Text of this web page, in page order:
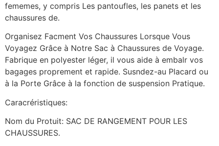
fememes, y compris Les pantoufles, les panets et les
chaussures de.
Organisez Facment Vos Chaussures Lorsque Vous
Voyagez Grâce à Notre Sac à Chaussures de Voyage.
Fabrique en polyester léger, il vous aide à embalr vos
bagages proprement et rapide. Susndez-au Placard ou
à la Porte Grâce à la fonction de suspension Pratique.
Caracréristiques:
Nom du Protuit: SAC DE RANGEMENT POUR LES
CHAUSSURES.